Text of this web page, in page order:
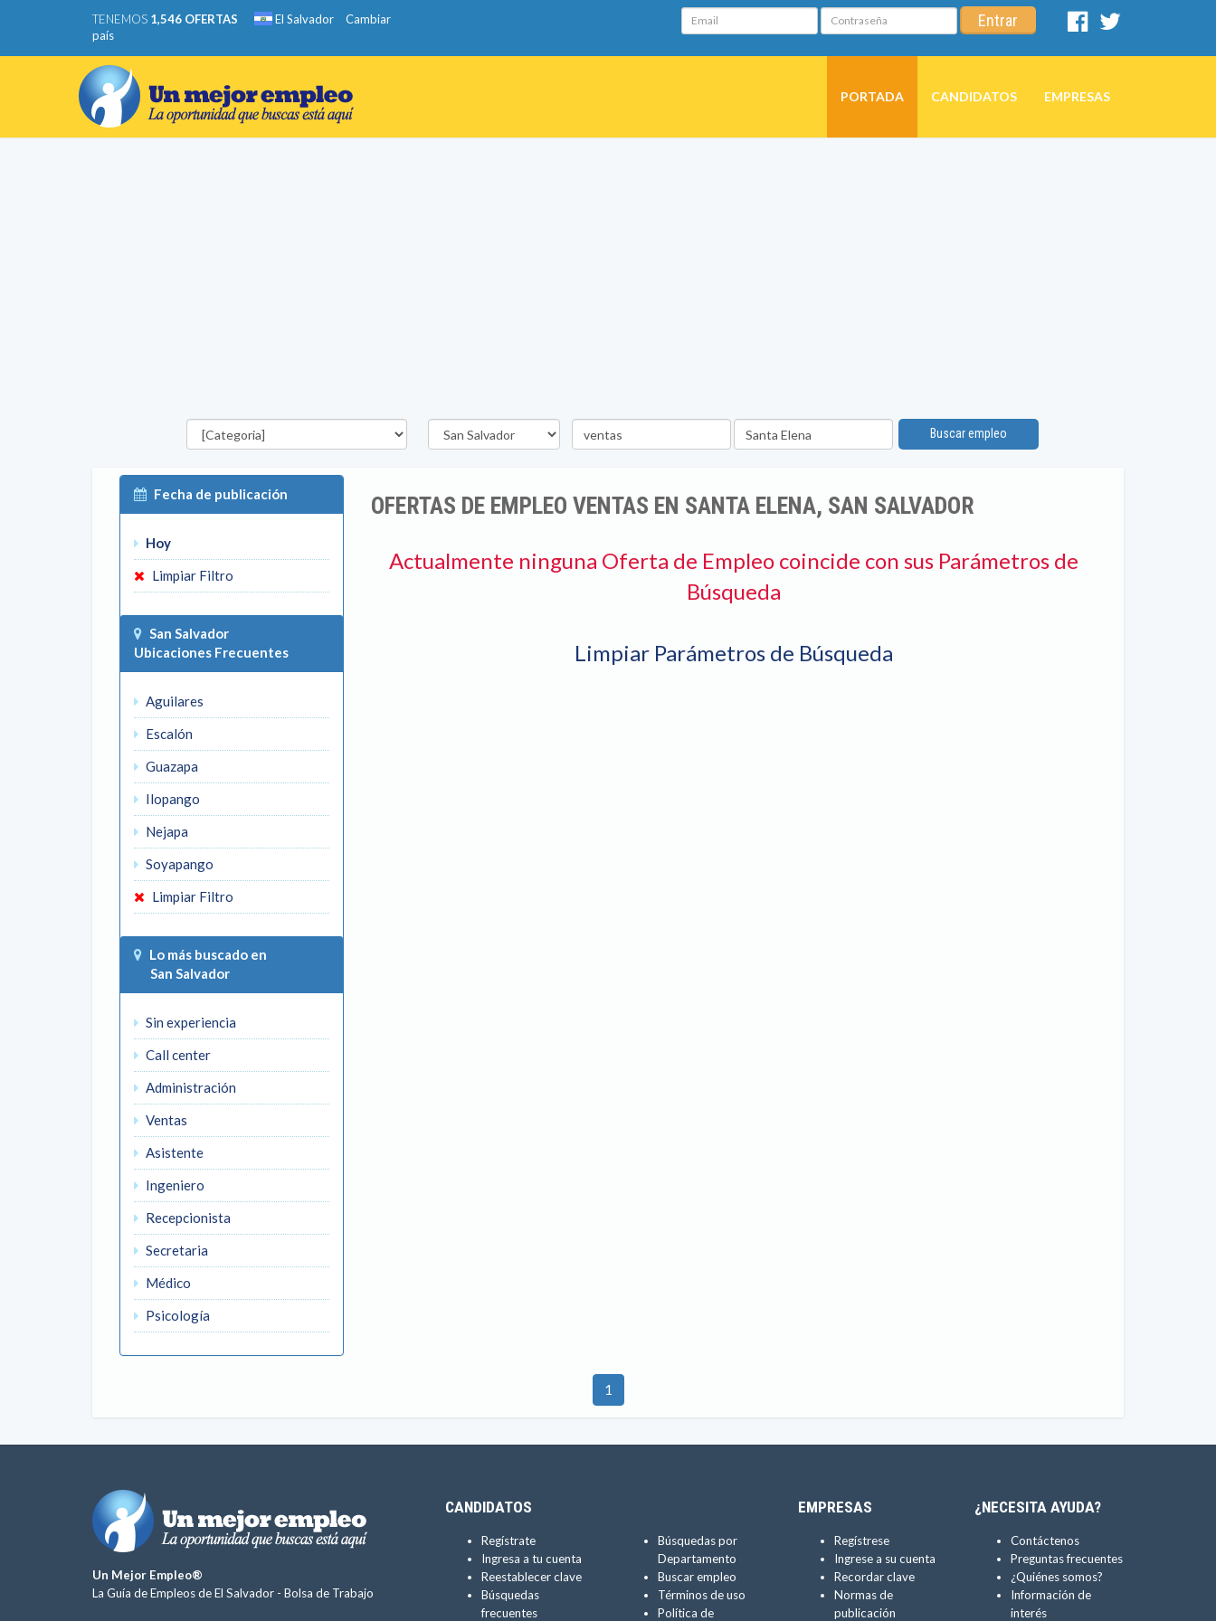
TENEMOS 1,546 OFERTAS El Salvador
Cambiar
país
Email Contraseña Entrar
Facebook
PORTADA CANDIDATOS EMPRESAS
Categorías Departamento
Palabra
clave
Ubicación
Buscar empleo
Fecha de publicación
Hoy
Limpiar Filtro
San Salvador
Ubicaciones Frecuentes
Aguilares
Escalón
Guazapa
Ilopango
Nejapa
Soyapango
Limpiar Filtro
Lo más buscado en
San Salvador
Sin experiencia
Call center
Administración
Ventas
Asistente
Ingeniero
Recepcionista
Secretaria
Médico
Psicología
OFERTAS DE EMPLEO VENTAS EN SANTA ELENA, SAN SALVADOR
Actualmente ninguna Oferta de Empleo coincide con sus Parámetros de
Búsqueda
Limpiar Parámetros de Búsqueda
1
Un Mejor Empleo®
La Guía de Empleos de El Salvador - Bolsa de Trabajo
CANDIDATOS
Regístrate
Ingresa a tu cuenta
Reestablecer clave
Búsquedas
frecuentes
Búsquedas por
Departamento
Buscar empleo
Términos de uso
Política de
EMPRESAS
Regístrese
Ingrese a su cuenta
Recordar clave
Normas de
publicación
¿NECESITA AYUDA?
Contáctenos
Preguntas frecuentes
¿Quiénes somos?
Información de
interés